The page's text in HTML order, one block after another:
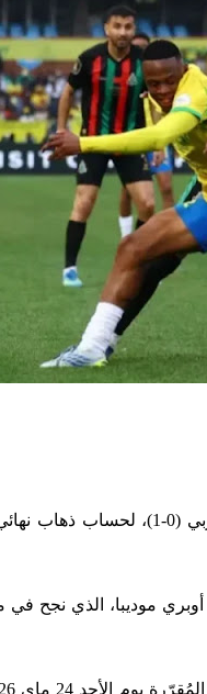
فاز ماميلودي صن داونز الجنوب أفريقي على ضيفه الجيش الملكي
بواسطة اللاعب أوبري موديبا،